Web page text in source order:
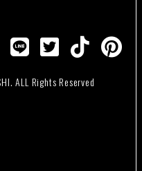
ALL Rights Reserved